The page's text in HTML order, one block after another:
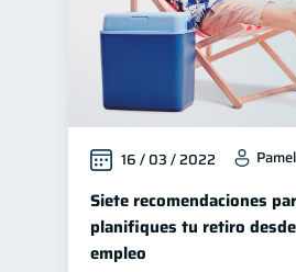
Superintendencia de
Criptomonedas 2
Cuenta Abandonada 2
Inversiones 2
Finanzas Personales 1
Educación Financiera 1
Fraudes 1 Mipymes
16 / 03 / 2022
Siete recomendaciones
planifiques tu retiro
empleo